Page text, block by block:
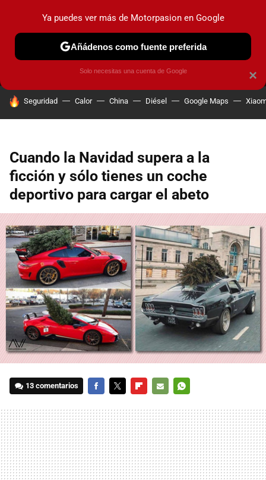
MENÚ NUEVO
COCHES ELÉCTRICOS OBSERVATORIO
HOY SE HABLA DE
Seguridad Calor China Diésel Google Maps
Cuando la Navidad supera a la
ficción y sólo tienes un coche
deportivo para cargar el abeto
13 comentarios
MAIL
×
Ya puedes ver más de Motorpasion en Google
Añádenos como fuente preferida
Solo necesitas una cuenta de Google